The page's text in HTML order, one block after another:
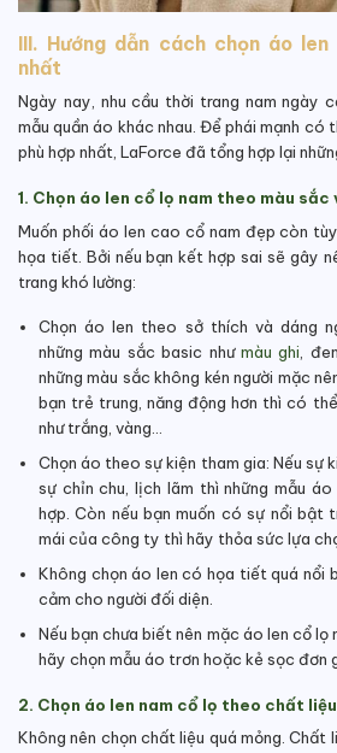
III. Hướng dẫn cách chọn áo
nhất
Ngày nay, nhu cầu thời trang nam ngày
mẫu quần áo khác nhau. Để phái mạnh có
phù hợp nhất, LaForce đã tổng hợp lại
1. Chọn áo len cổ lọ nam theo màu
Muốn phối áo len cao cổ nam đẹp còn
họa tiết. Bởi nếu bạn kết hợp sai sẽ gây
trang khó lường:
Chọn áo len theo sở thích và dáng
những màu sắc basic nhưmàu ghi,
những màu sắc không kén người mặc
bạn trẻ trung, năng động hơn thì có
như trắng, vàng…
Chọn áo theo sự kiện tham gia: Nếu sự
sự chỉn chu, lịch lãm thì những mẫu
hợp. Còn nếu bạn muốn có sự nổi bật
mái của công ty thì hãy thỏa sức lựa
Không chọn áo len có họa tiết quá nổi
cảm cho người đối diện.
Nếu bạn chưa biết nên mặc áo len cổ
hãy chọn mẫu áo trơn hoặc kẻ sọc đơn
2. Chọn áo len nam cổ lọ theo chất liệu
Không nên chọn chất liệu quá mỏng. Chất